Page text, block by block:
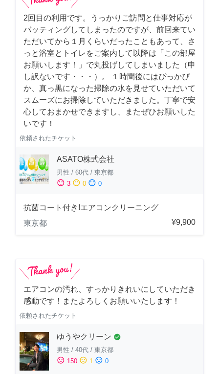
2回目の利用です。うっかりご訪問と仕事対応が
バッティングしてしまったのですが、前回来てい
ただいてから１月くらいだったこともあって、さ
っと浴室とトイレをご案内して以降は「この部屋
お願いします！」で丸投げしてしまいました（申
し訳ないです・・・）。 １時間後にはぴっかぴ
か、真っ黒になった掃除の水を見せていただいて
スムーズにお掃除していただきました。丁寧で安
心しておまかせできますし、またぜひお願いした
いです！
依頼されたチケット
ASATO株式会社
男性 / 60代 / 東京都
sentiment_satisfied 3 sentiment_neutral 0 sentiment_dissatisfied 0
抗菌コート付き!エアコンクリーニング
東京都
¥9,900
エアコンの汚れ、すっかりきれいにしていただき
感動です！またよろしくお願いいたします！
依頼されたチケット
ゆうやクリーン check_circle
男性 / 40代 / 東京都
sentiment_satisfied 150 sentiment_neutral 1 sentiment_dissatisfied 0